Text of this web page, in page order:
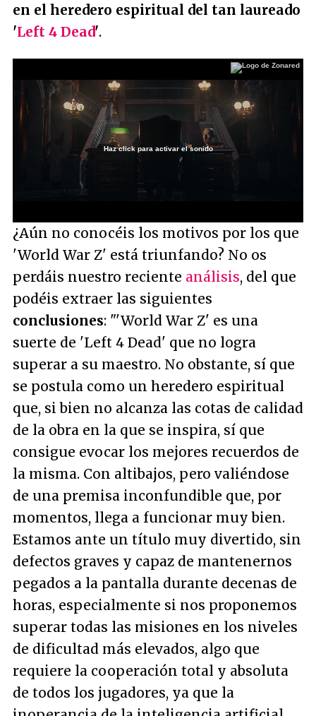
en el heredero espiritual del tan laureado
'Left 4 Dead'.
Haz click para activar el sonido
¿Aún no conocéis los motivos por los que
'World War Z' está triunfando? No os
perdáis nuestro reciente análisis, del que
podéis extraer las siguientes
conclusiones: "'World War Z' es una
suerte de 'Left 4 Dead' que no logra
superar a su maestro. No obstante, sí que
se postula como un heredero espiritual
que, si bien no alcanza las cotas de calidad
de la obra en la que se inspira, sí que
consigue evocar los mejores recuerdos de
la misma. Con altibajos, pero valiéndose
de una premisa inconfundible que, por
momentos, llega a funcionar muy bien.
Estamos ante un título muy divertido, sin
defectos graves y capaz de mantenernos
pegados a la pantalla durante decenas de
horas, especialmente si nos proponemos
superar todas las misiones en los niveles
de dificultad más elevados, algo que
requiere la cooperación total y absoluta
de todos los jugadores, ya que la